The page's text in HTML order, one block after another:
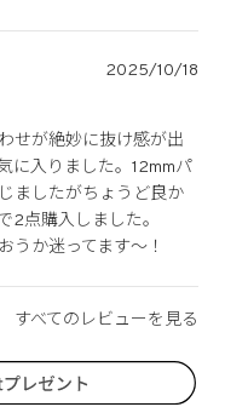
2025/10/18
せが絶妙に抜け感が出
に入りました。12mmパ
ましたがちょうど良か
2点購入しました。
うか迷ってます〜！